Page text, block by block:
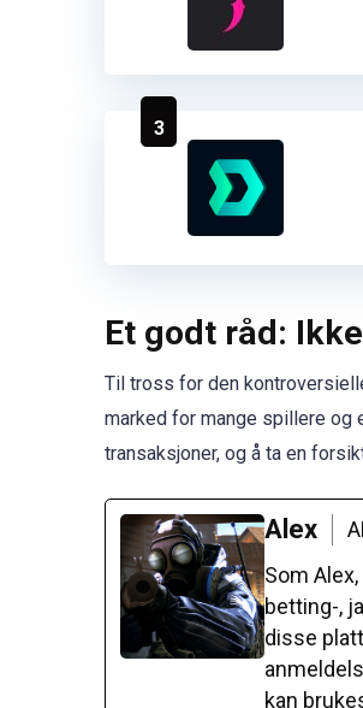
3
Et godt råd:
Til tross for den
marked for mange spillere og
transaksjoner, og å ta en
Alex
Som
betting-,
disse
kan